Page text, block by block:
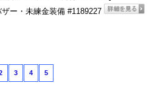
ー・未練金装備 #1189227
3 4 5